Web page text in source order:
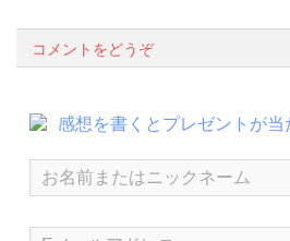
コメントをどうぞ